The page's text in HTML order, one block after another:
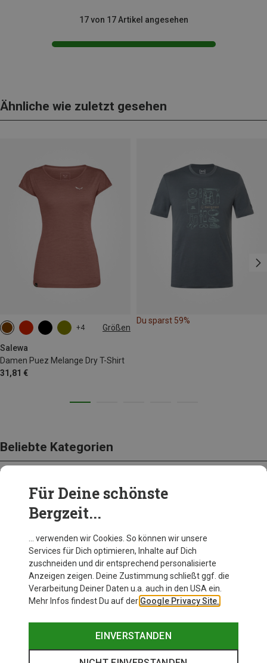
17 von 17 Artikel angesehen
Ähnliche wie zuletzt gesehen
+4 Größen
Salewa
Damen Puez Melange Dry T-Shirt
31,81 €
XS S M
XXL
Du sparst 59%
Beliebte Kategorien
BEKLEIDUNG
Für Deine schönste
Bergzeit...
… verwenden wir Cookies. So können wir unsere
Services für Dich optimieren, Inhalte auf Dich
zuschneiden und dir entsprechend personalisierte
Anzeigen zeigen. Deine Zustimmung schließt ggf. die
Verarbeitung Deiner Daten u.a. auch in den USA ein.
Mehr Infos findest Du auf der Google Privacy Site.
EINVERSTANDEN